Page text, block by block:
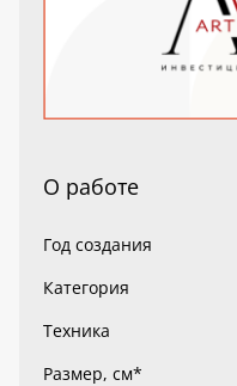
О работе
Год создания
Категория
Техника
Размер, см*